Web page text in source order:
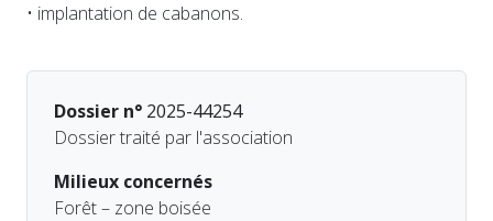
• implantation de cabanons.
Dossier n° 2025-44254
Dossier traité par l'association
Milieux concernés
Forêt – zone boisée